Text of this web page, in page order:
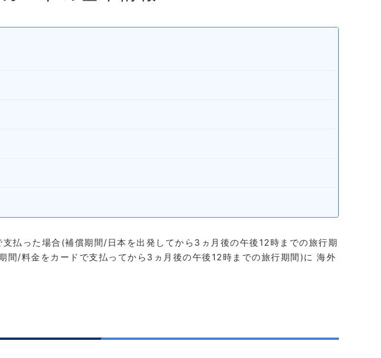
払った場合(補償期間/日本を出発してから3ヵ月後の午後12時までの旅行期
/料金をカードで支払ってから3ヵ月後の午後12時までの旅行期間)に 海外